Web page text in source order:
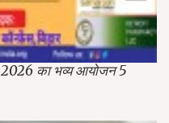
2026 का भव्य आयोजन 5